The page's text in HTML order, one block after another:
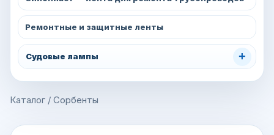
Ремонтные и защитные ленты
Судовые лампы +
Каталог / Сорбенты